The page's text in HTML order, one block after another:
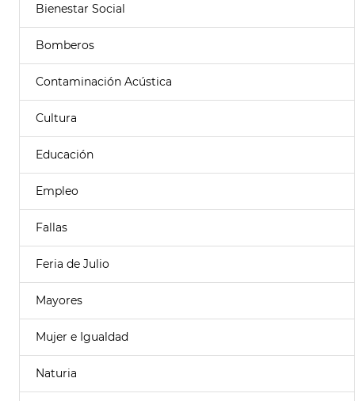
Bienestar Social
Bomberos
Contaminación Acústica
Cultura
Educación
Empleo
Fallas
Feria de Julio
Mayores
Mujer e Igualdad
Naturia